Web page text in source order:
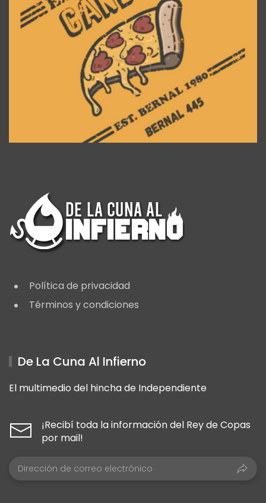
Política de privacidad
Términos y condiciones
De La Cuna Al Infierno
El multimedio del hincha de Independiente
¡Recibí toda la información del Rey de Copas
por mail!